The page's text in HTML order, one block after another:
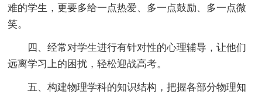
难的学生，更要多给一点热爱、多一点鼓励、多一点微
笑。
四、经常对学生进行有针对性的心理辅导，让他们
远离学习上的困扰，轻松迎战高考。
五、构建物理学科的知识结构，把握各部分物理知